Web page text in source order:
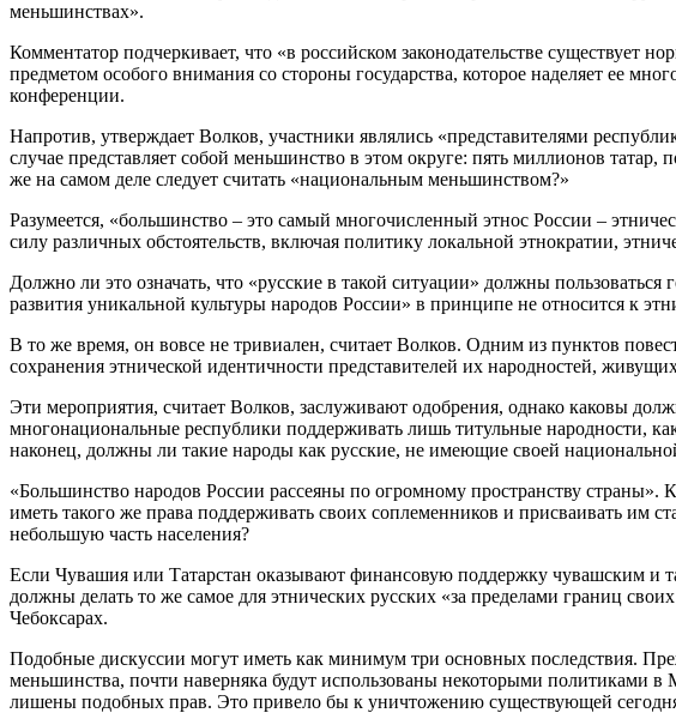
меньшинствах».
Комментатор подчеркивает, что «в российском законодательстве существует
предметом особого внимания со стороны государства, которое наделяет ее
конференции.
Напротив, утверждает Волков, участники являлись «представителями
случае представляет собой меньшинство в этом округе: пять миллионов
же на самом деле следует считать «национальным меньшинством?»
Разумеется, «большинство – это самый многочисленный этнос России –
силу различных обстоятельств, включая политику локальной этнократии,
Должно ли это означать, что «русские в такой ситуации» должны
развития уникальной культуры народов России» в принципе не относится к
В то же время, он вовсе не тривиален, считает Волков. Одним из пунктов
сохранения этнической идентичности представителей их народностей,
Эти мероприятия, считает Волков, заслуживают одобрения, однако каковы
многонациональные республики поддерживать лишь титульные народности,
наконец, должны ли такие народы как русские, не имеющие своей
«Большинство народов России рассеяны по огромному пространству страны».
иметь такого же права поддерживать своих соплеменников и присваивать им
небольшую часть населения?
Если Чувашия или Татарстан оказывают финансовую поддержку чувашским и
должны делать то же самое для этнических русских «за пределами границ
Чебоксарах.
Подобные дискуссии могут иметь как минимум три основных последствия.
меньшинства, почти наверняка будут использованы некоторыми политиками в
лишены подобных прав. Это привело бы к уничтожению существующей